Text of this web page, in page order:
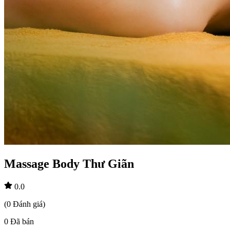
Massage Body Thư Giãn
0.0
(0 Đánh giá)
0 Đã bán